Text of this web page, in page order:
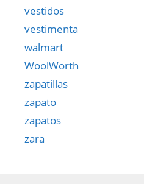
vestidos
vestimenta
walmart
WoolWorth
zapatillas
zapato
zapatos
zara